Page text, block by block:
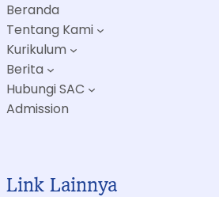
Beranda
Tentang Kami
Kurikulum
Berita
Hubungi SAC
Admission
Link Lainnya